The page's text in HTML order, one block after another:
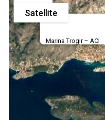
Marina Trogir – ACI
Satellite